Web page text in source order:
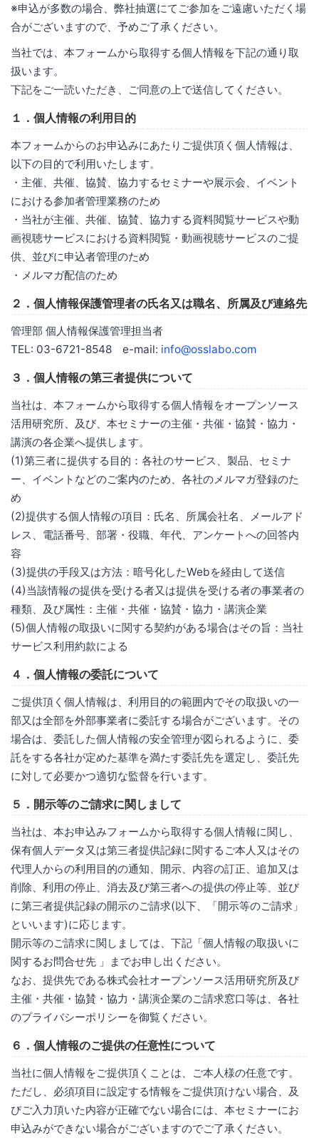
※申込が多数の場合、弊社抽選にてご参加をご遠慮いただく場
合がございますので、予めご了承ください。
当社では、本フォームから取得する個人情報を下記の通り取
扱います。
下記をご一読いただき、ご同意の上で送信してください。
１．個人情報の利用目的
本フォームからのお申込みにあたりご提供頂く個人情報は、
以下の目的で利用いたします。
・主催、共催、協賛、協力するセミナーや展示会、イベント
における参加者管理業務のため
・当社が主催、共催、協賛、協力する資料閲覧サービスや動
画視聴サービスにおける資料閲覧・動画視聴サービスのご提
供、並びに申込者管理のため
・メルマガ配信のため
２．個人情報保護管理者の氏名又は職名、所属及び連絡先
管理部 個人情報保護管理担当者
TEL: 03-6721-8548 e-mail: info@osslabo.com
３．個人情報の第三者提供について
当社は、本フォームから取得する個人情報をオープンソース
活用研究所、及び、本セミナーの主催・共催・協賛・協力・
講演の各企業へ提供します。
(1)第三者に提供する目的：各社のサービス、製品、セミナ
ー、イベントなどのご案内のため、各社のメルマガ登録のた
め
(2)提供する個人情報の項目：氏名、所属会社名、メールアド
レス、電話番号、部署・役職、年代、アンケートへの回答内
容
(3)提供の手段又は方法：暗号化したWebを経由して送信
(4)当該情報の提供を受ける者又は提供を受ける者の事業者の
種類、及び属性：主催・共催・協賛・協力・講演企業
(5)個人情報の取扱いに関する契約がある場合はその旨：当社
サービス利用約款による
４．個人情報の委託について
ご提供頂く個人情報は、利用目的の範囲内でその取扱いの一
部又は全部を外部事業者に委託する場合がございます。その
場合は、委託した個人情報の安全管理が図られるように、委
託をする各社が定めた基準を満たす委託先を選定し、委託先
に対して必要かつ適切な監督を行います。
５．開示等のご請求に関しまして
当社は、本お申込みフォームから取得する個人情報に関し、
保有個人データ又は第三者提供記録に関するご本人又はその
代理人からの利用目的の通知、開示、内容の訂正、追加又は
削除、利用の停止、消去及び第三者への提供の停止等、並び
に第三者提供記録の開示のご請求(以下、「開示等のご請求」
といいます)に応じます。
開示等のご請求に関しましては、下記「個人情報の取扱いに
関するお問合せ先 」までお申し出ください。
なお、提供先である株式会社オープンソース活用研究所及び
主催・共催・協賛・協力・講演企業のご請求窓口等は、各社
のプライバシーポリシーを御覧ください。
６．個人情報のご提供の任意性について
当社に個人情報をご提供頂くことは、ご本人様の任意です。
ただし、必須項目に設定する情報をご提供頂けない場合、及
びご入力頂いた内容が正確でない場合には、本セミナーにお
申込みができない場合がございますのでご了承ください。